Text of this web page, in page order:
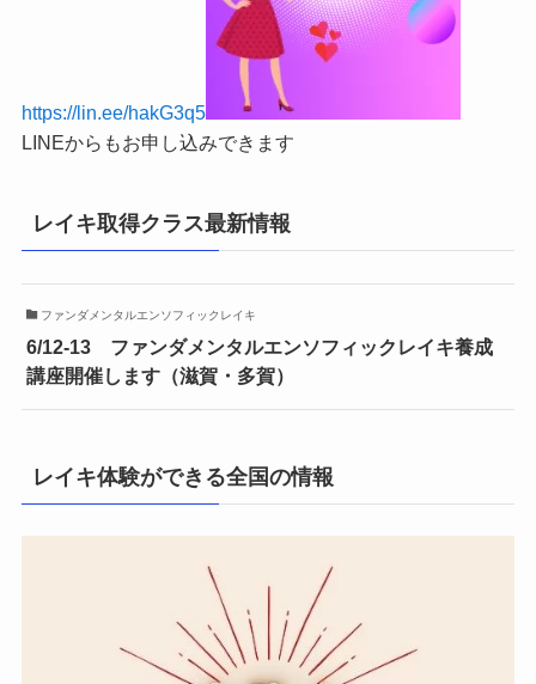
https://lin.ee/hakG3q5
LINEからもお申し込みできます
レイキ取得クラス最新情報
ファンダメンタルエンソフィックレイキ
6/12-13 ファンダメンタルエンソフィックレイキ養成
講座開催します（滋賀・多賀）
レイキ体験ができる全国の情報